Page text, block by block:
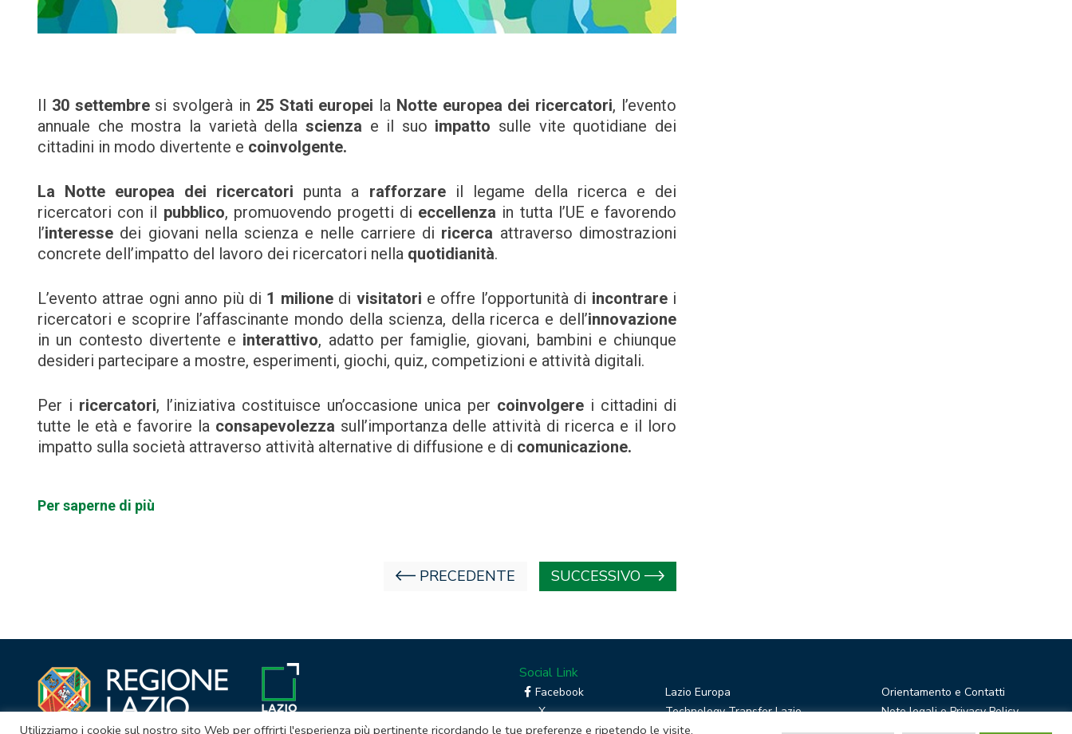
Il 30 settembresi svolgerà in 25 Stati europei la Notte europea dei ricercatori, l’evento
annuale che mostra la varietà della scienza e il suo impatto sulle vite quotidiane dei
cittadini in modo divertente e coinvolgente.
La Notte europea dei ricercatori punta a rafforzareil legame della ricerca e dei
ricercatori con il pubblico, promuovendo progetti di eccellenza in tutta l’UE e favorendo
l’interesse dei giovani nella scienza e nelle carriere di ricerca attraverso dimostrazioni
concrete dell’impatto del lavoro dei ricercatori nella quotidianità.
L’evento attrae ogni anno più di 1 milione di visitatori e offre l’opportunità di incontrarei
ricercatori e scoprire l’affascinante mondo della scienza, della ricerca e dell’innovazione
in un contesto divertente e interattivo, adatto per famiglie, giovani, bambini e chiunque
desideri partecipare a mostre, esperimenti, giochi, quiz, competizioni e attività digitali.
Per i ricercatori, l’iniziativa costituisce un’occasione unica per coinvolgere i cittadini di
tutte le età e favorire la consapevolezza sull’importanza delle attività di ricerca e il loro
impatto sulla società attraverso attività alternative di diffusione e di comunicazione.
Per saperne di più
PRECEDENTE SUCCESSIVO
Social Link
Facebook
X
Linkedin
Lazio Europa
Technology Transfer Lazio
Boost your Ideas
Orientamento e Contatti
Note legali e Privacy Policy
Privacy Newsletter
Utilizziamo i cookie sul nostro sito Web per offrirti l'esperienza più pertinente ricordando le tue preferenze e ripetendo le visite.